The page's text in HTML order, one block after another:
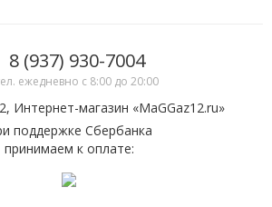
8 (937) 930-7004
ежедневно с 8:00 до 20:00
Интернет-магазин «MaGGaz12.ru»
поддержке Сбербанка
принимаем к оплате: